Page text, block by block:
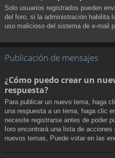
Solo usuarios registrados pueden
del foro, si la administración habilita
uso malicioso del sistema de e-mail
Publicación de mensajes
¿Cómo puedo crear un
respuesta?
Para publicar un nuevo tema, haga
una respuesta a un tema, haga clic
necesite registrarse antes de poder
foro encontrará una lista de
nuevos temas, Puede votar en las